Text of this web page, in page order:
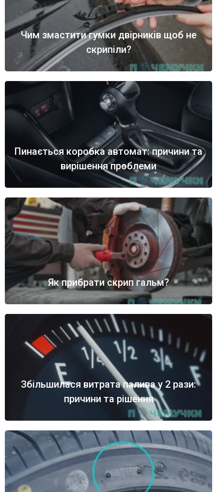
Чим змастити гумки двірників щоб не
скрипіли?
Пинається коробка автомат: причини та
вирішення проблеми
Як прибрати скрип гальм?
Збільшилася витрата палива у 2 рази:
причини та рішення